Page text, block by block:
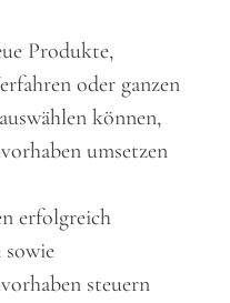
Produkte,
oder ganzen
können,
umsetzen
erfolgreich
steuern